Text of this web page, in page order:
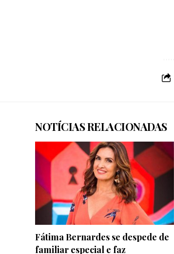
NOTÍCIAS RELACIONADAS
Fátima Bernardes se despede de
familiar especial e faz